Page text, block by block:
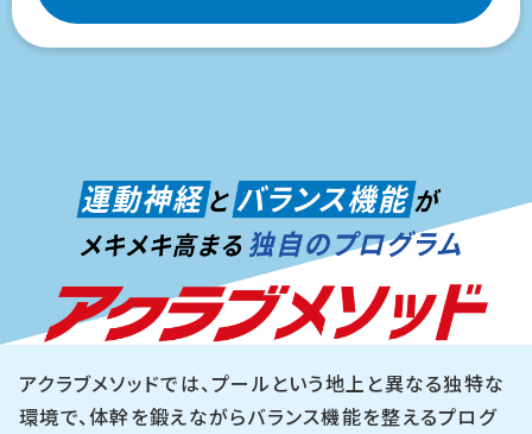
アクラブメソッドでは、プールという地上と異なる独特な
環境で、体幹を鍛えながらバランス機能を整えるプログ